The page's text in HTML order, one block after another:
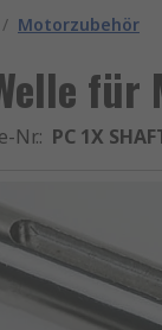
/ Motorzubehör
für
Nr.: PC 1X